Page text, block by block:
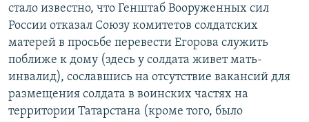
стало известно, что Генштаб Вооруженных сил
России отказал Союзу комитетов солдатских
матерей в просьбе перевести Егорова служить
поближе к дому (здесь у солдата живет мать-
инвалид), сославшись на отсутствие вакансий для
размещения солдата в воинских частях на
территории Татарстана (кроме того, было